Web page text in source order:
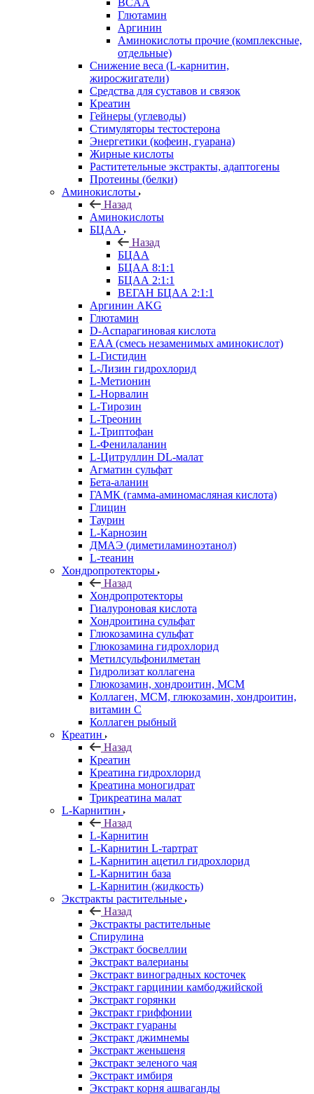
BCAA
Глютамин
Аргинин
Аминокислоты прочие (комплексные,
отдельные)
Снижение веса (L-карнитин,
жиросжигатели)
Средства для суставов и связок
Креатин
Гейнеры (углеводы)
Стимуляторы тестостерона
Энергетики (кофеин, гуарана)
Жирные кислоты
Раститетельные экстракты, адаптогены
Протеины (белки)
Аминокислоты
Назад
Аминокислоты
БЦАА
Назад
БЦАА
БЦАА 8:1:1
БЦАА 2:1:1
ВЕГАН БЦАА 2:1:1
Аргинин AKG
Глютамин
D-Аспарагиновая кислота
EAA (смесь незаменимых аминокислот)
L-Гистидин
L-Лизин гидрохлорид
L-Метионин
L-Норвалин
L-Тирозин
L-Треонин
L-Триптофан
L-Фенилаланин
L-Цитруллин DL-малат
Агматин cульфат
Бета-аланин
ГАМК (гамма-аминомасляная кислота)
Глицин
Таурин
L-Карнозин
ДМАЭ (диметиламиноэтанол)
L-теанин
Хондропротекторы
Назад
Хондропротекторы
Гиалуроновая кислота
Хондроитина сульфат
Глюкозамина сульфат
Глюкозамина гидрохлорид
Метилсульфонилметан
Гидролизат коллагена
Глюкозамин, хондроитин, МСМ
Коллаген, МСМ, глюкозамин, хондроитин,
витамин С
Коллаген рыбный
Креатин
Назад
Креатин
Креатина гидрохлорид
Креатина моногидрат
Трикреатина малат
L-Карнитин
Назад
L-Карнитин
L-Карнитин L-тартрат
L-Карнитин ацетил гидрохлорид
L-Карнитин база
L-Карнитин (жидкость)
Экстракты растительные
Назад
Экстракты растительные
Спирулина
Экстракт босвеллии
Экстракт валерианы
Экстракт виноградных косточек
Экстракт гарцинии камбоджийской
Экстракт горянки
Экстракт гриффонии
Экстракт гуараны
Экстракт джимнемы
Экстракт женьшеня
Экстракт зеленого чая
Экстракт имбиря
Экстракт корня ашваганды